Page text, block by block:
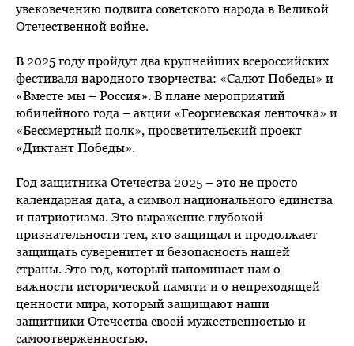
увековечению подвига советского народа в Великой
Отечественной войне.
В 2025 году пройдут два крупнейших всероссийских
фестиваля народного творчества: «Салют Победы» и
«Вместе мы – Россия». В плане мероприятий
юбилейного года – акции «Георгиевская ленточка» и
«Бессмертный полк», просветительский проект
«Диктант Победы».
Год защитника Отечества 2025 – это не просто
календарная дата, а символ национального единства
и патриотизма. Это выражение глубокой
признательности тем, кто защищал и продолжает
защищать суверенитет и безопасность нашей
страны. Это год, который напоминает нам о
важности исторической памяти и о непреходящей
ценности мира, который защищают наши
защитники Отечества своей мужественностью и
самоотверженностью.